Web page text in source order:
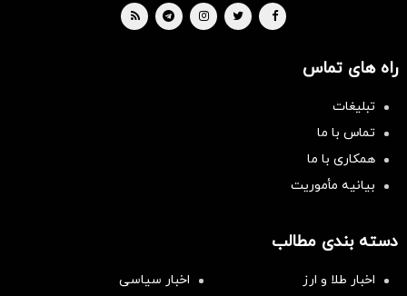
راه های تماس
تبلیغات
تماس با ما
همکاری با ما
بیانیه مأموریت
دسته بندی مطالب
اخبار طلا و ارز
اخبار سیاسی